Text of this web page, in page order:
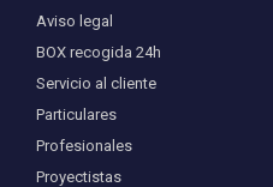
Aviso legal
BOX recogida 24h
Servicio al cliente
Particulares
Profesionales
Proyectistas